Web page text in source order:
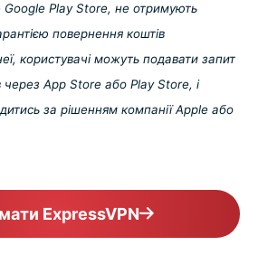
Play Store, не отримують
повернення коштів
користувачі можуть подавати запит
через App Store або Play Store, і
за рішенням компанії Apple або
ExpressVPN